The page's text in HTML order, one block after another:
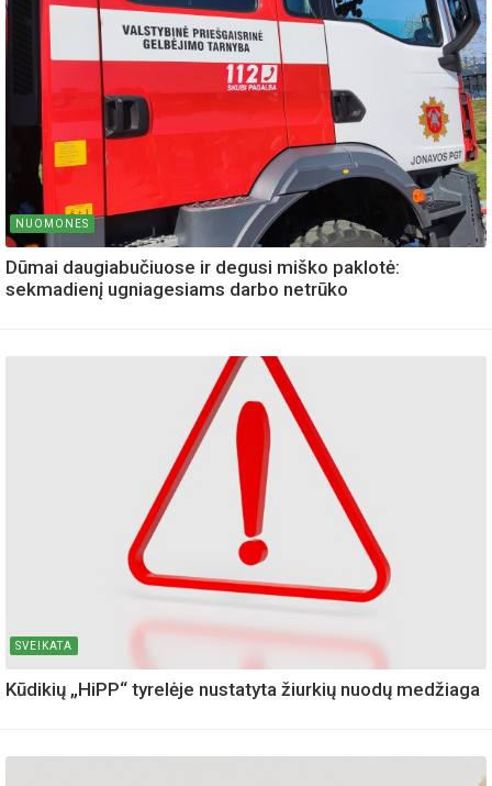
NUOMONES
Dūmai daugiabučiuose ir degusi miško paklotė:
sekmadienį ugniagesiams darbo netrūko
SVEIKATA
Kūdikių „HiPP“ tyrelėje nustatyta žiurkių nuodų medžiaga